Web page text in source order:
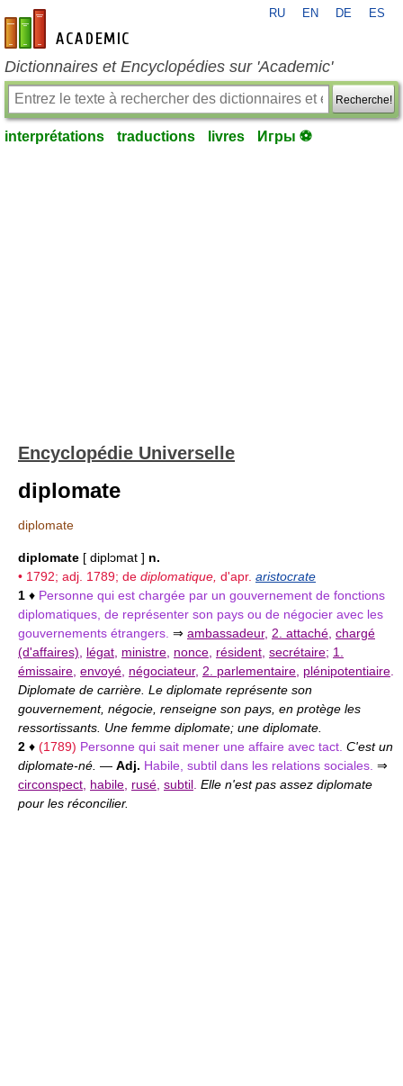
fr-academic.com
RU EN DE ES
Dictionnaires et Encyclopédies sur 'Academic'
Recherche!
interprétations traductions livres Игры ⚽
Encyclopédie Universelle
diplomate
diplomate
diplomate [ diplɔmat ] n.
• 1792; adj. 1789; de diplomatique, d'apr. aristocrate
1 ♦ Personne qui est chargée par un gouvernement de fonctions
diplomatiques, de représenter son pays ou de négocier avec les
gouvernements étrangers. ⇒ ambassadeur, 2. attaché chargé
(d'affaires)
légat ministre nonce résident secrétaire; 1.
émissaire envoyé négociateur, 2. parlementaire plénipotentiaire
Diplomate de carrière. Le diplomate représente son
gouvernement, négocie, renseigne son pays, en protège les
ressortissants. Une femme diplomate; une diplomate.
2 ♦ (1789) Personne qui sait mener une affaire avec tact. C'est un
diplomate-né. — Adj. Habile, subtil dans les relations sociales. ⇒
circonspect habile rusé subtil Elle n'est pas assez diplomate
pour les réconcilier.